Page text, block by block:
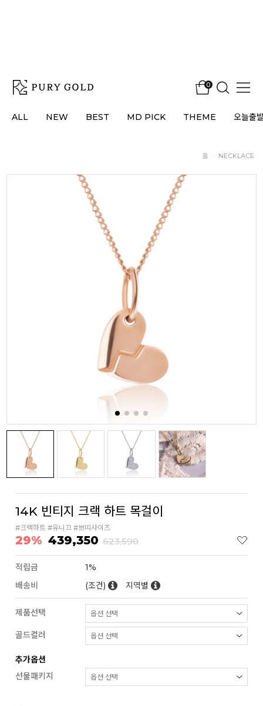
0
ALL NEW BEST MD PICK THEME 오늘출
홈 · NECKLACE
14K 빈티지 크랙 하트 목걸이
#크랙하트 #유니끄 #쁘띠사이즈
29% 439,350 623,590
적립금
1%
배송비
(조건) 지역별
제품선택
골드컬러
추가옵션
선물패키지